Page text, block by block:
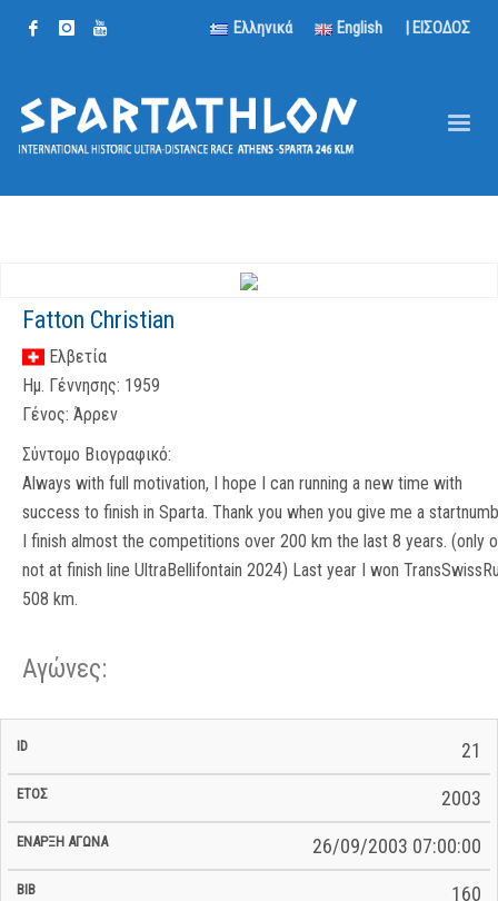
Ελληνικά English | ΕΙΣΟΔΟΣ
Fatton Christian
Ελβετία
Ημ. Γέννησης: 1959
Γένος: Άρρεν
Σύντομο Βιογραφικό:
Always with full motivation, I hope I can running a new time with
success to finish in Sparta. Thank you when you give me a
I finish almost the competitions over 200 km the last 8 years. (only
not at finish line UltraBellifontain 2024) Last year I won
508 km.
Αγώνες:
Αγώνα
Ημερομηνία
21
2003
26/09/2003 07:00:00
160